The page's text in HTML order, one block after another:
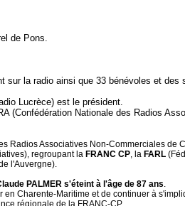
de Pons.
sur la radio ainsi que 33 bénévoles et des
Lucrèce) est le président.
(Confédération Nationale des Radios
Radios Associatives Non-Commerciales de
regroupant la FRANC CP, la FARL
l'Auvergne).
PALMER s'éteint à l'âge de 87 ans.
Charente-Maritime et de continuer à
régionale de la FRANC-CP.